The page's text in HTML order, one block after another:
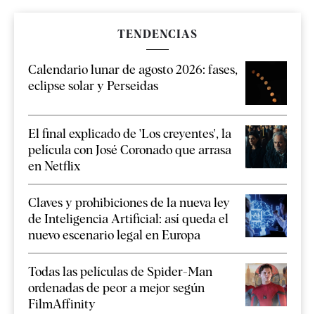
TENDENCIAS
Calendario lunar de agosto 2026: fases,
eclipse solar y Perseidas
El final explicado de 'Los creyentes', la
película con José Coronado que arrasa
en Netflix
Claves y prohibiciones de la nueva ley
de Inteligencia Artificial: así queda el
nuevo escenario legal en Europa
Todas las películas de Spider-Man
ordenadas de peor a mejor según
FilmAffinity